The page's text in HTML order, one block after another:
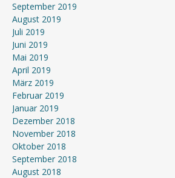
September 2019
August 2019
Juli 2019
Juni 2019
Mai 2019
April 2019
März 2019
Februar 2019
Januar 2019
Dezember 2018
November 2018
Oktober 2018
September 2018
August 2018